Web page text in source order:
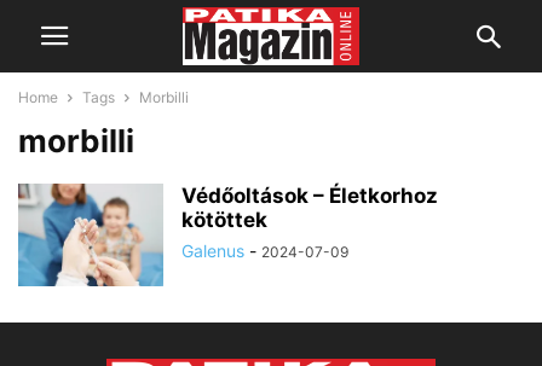
Home Tags Morbilli
morbilli
Védőoltások – Életkorhoz
kötöttek
Galenus - 2024-07-09